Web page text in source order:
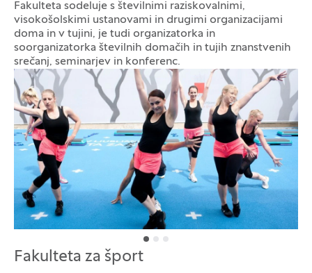
Fakulteta sodeluje s številnimi raziskovalnimi,
visokošolskimi ustanovami in drugimi organizacijami
doma in v tujini, je tudi organizatorka in
soorganizatorka številnih domačih in tujih znanstvenih
srečanj, seminarjev in konferenc.
Galerija fotografij
Fakulteta za šport